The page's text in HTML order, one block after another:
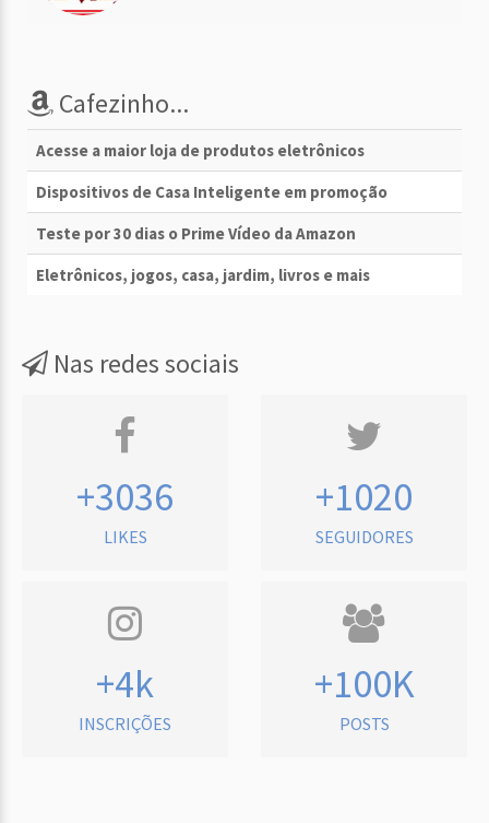
Cafezinho...
Acesse a maior loja de produtos eletrônicos
Dispositivos de Casa Inteligente em promoção
Teste por 30 dias o Prime Vídeo da Amazon
Eletrônicos, jogos, casa, jardim, livros e mais
Nas redes sociais
+3036
LIKES
+1020
SEGUIDORES
+4k
INSCRIÇÕES
+100K
POSTS